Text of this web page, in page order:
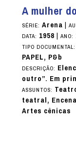
A mulher
SÉRIE: Arena|
DATA: 1958| ANO:
TIPO DOCUMENTAL:
PAPEL, P&b
DESCRIÇÃO:
outro”. Em
ASSUNTOS:
teatral,
Artes cênicas